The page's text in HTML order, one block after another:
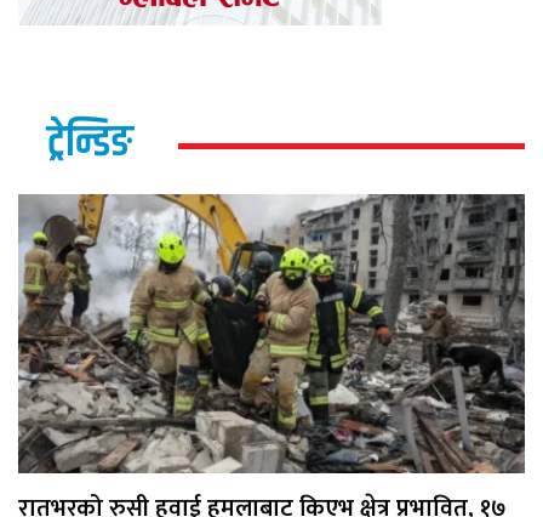
ट्रेन्डिङ
रातभरको रुसी हवाई हमलाबाट किएभ क्षेत्र प्रभावित, १७